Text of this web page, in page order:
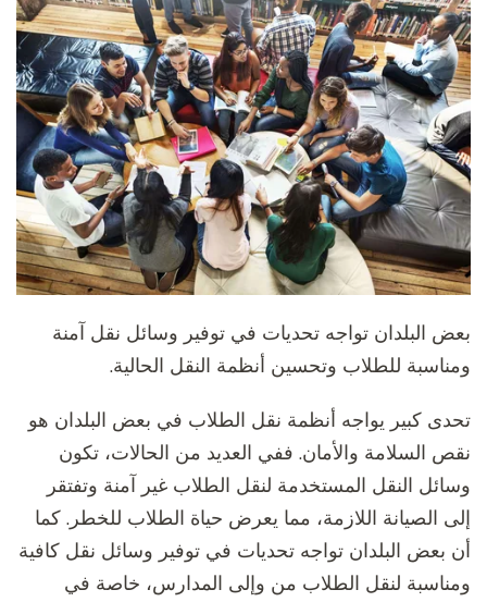
بعض البلدان تواجه تحديات في توفير وسائل نقل آمنة
ومناسبة للطلاب وتحسين أنظمة النقل الحالية.
تحدى كبير يواجه أنظمة نقل الطلاب في بعض البلدان هو
نقص السلامة والأمان. ففي العديد من الحالات، تكون
وسائل النقل المستخدمة لنقل الطلاب غير آمنة وتفتقر
إلى الصيانة اللازمة، مما يعرض حياة الطلاب للخطر. كما
أن بعض البلدان تواجه تحديات في توفير وسائل نقل كافية
ومناسبة لنقل الطلاب من وإلى المدارس، خاصة في